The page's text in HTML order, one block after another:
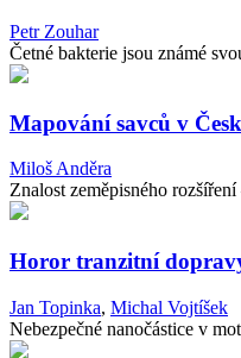
Petr Zouhar
Četné bakterie jsou známé
Mapování savců v
Miloš Anděra
Znalost zeměpisného
Horor tranzitní
Jan Topinka, Michal Vojtíšek
Nebezpečné nanočástice v